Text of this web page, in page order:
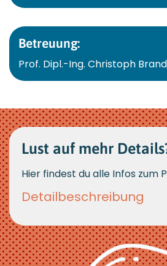
Betreuung:
Prof. Dipl.-Ing. Christoph
Lust auf mehr
Hier findest du alle Infos zum
Detailbeschreib ung